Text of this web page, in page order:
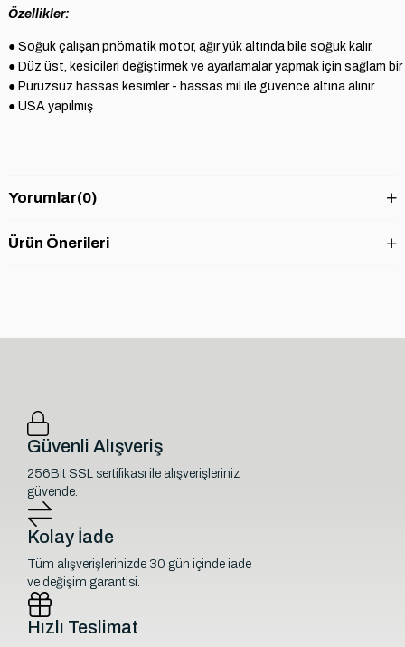
Özellikler:
● Soğuk çalışan pnömatik motor, ağır yük altında bile soğuk kalır.
● Düz üst, kesicileri değiştirmek ve ayarlamalar yapmak için sağlam
● Pürüzsüz hassas kesimler - hassas mil ile güvence altına alınır.
● USA yapılmış
Yorumlar(0)
Ürün Önerileri
Güvenli Alışveriş
256Bit SSL sertifikası ile alışverişleriniz
güvende.
Kolay İade
Tüm alışverişlerinizde 30 gün içinde iade
ve değişim garantisi.
Hızlı Teslimat